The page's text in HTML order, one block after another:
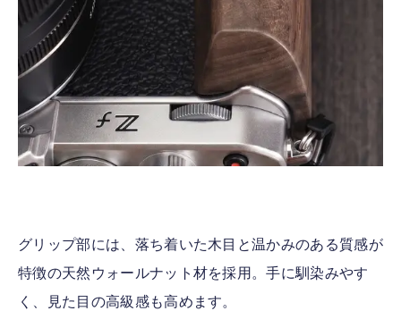
グリップ部には、落ち着いた木目と温かみのある質感が
特徴の天然ウォールナット材を採用。手に馴染みやす
く、見た目の高級感も高めます。